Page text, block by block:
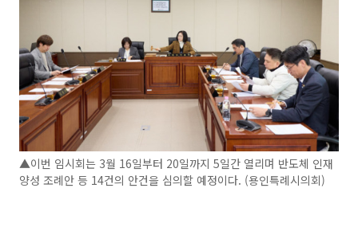
▲이번 임시회는 3월 16일부터 20일까지 5일간 열리며 반도체 인재
양성 조례안 등 14건의 안건을 심의할 예정이다. (용인특례시의회)